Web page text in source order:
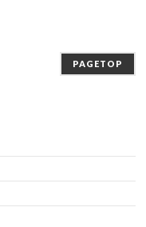
PAGETOP